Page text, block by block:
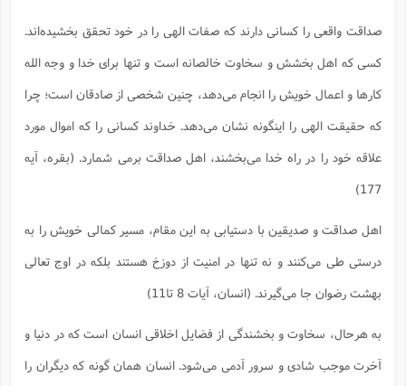
صداقت واقعی را کسانی دارند که صفات الهی را در خود تحقق بخشیده‌اند.
کسی که اهل بخشش و سخاوت خالصانه است و تنها برای خدا و وجه الله
کارها و اعمال خویش را انجام می‌دهد، چنین شخصی از صادقان است؛ چرا
که حقیقت الهی را اینگونه نشان می‌دهد. خداوند کسانی را که اموال مورد
علاقه خود را در راه خدا می‌بخشند، اهل صداقت برمی شمارد. (بقره، آیه
177)
اهل صداقت و صدیقین با دستیابی به این مقام، مسیر کمالی خویش را به
درستی طی می‌کنند و نه تنها در امنیت از دوزخ هستند بلکه در اوج تعالی
بهشت رضوان جا می‌گیرند. (انسان، آیات 8 تا11)
به هرحال، سخاوت و بخشندگی از فضایل اخلاقی انسان است که در دنیا و
آخرت موجب شادی و سرور آدمی می‌شود. انسان همان گونه که دیگران را